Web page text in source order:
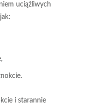
uciążliwych
i starannie